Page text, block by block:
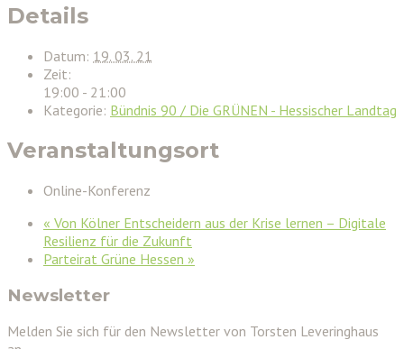
Details
Datum: 19. 03. 21
Zeit:
19:00 - 21:00
Kategorie: Bündnis 90 / Die GRÜNEN - Hessischer Landtag
Veranstaltungsort
Online-Konferenz
« Von Kölner Entscheidern aus der Krise lernen – Digitale
Resilienz für die Zukunft
Parteirat Grüne Hessen »
Newsletter
Melden Sie sich für den Newsletter von Torsten Leveringhaus